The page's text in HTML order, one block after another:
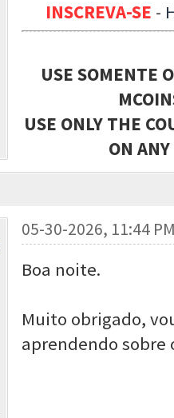
INSCREVA-SE -
USE SOMENTE
USE ONLY THE
ON
05-30-2026, 11:44
Boa noite.
Muito obrigado,
aprendendo sobre